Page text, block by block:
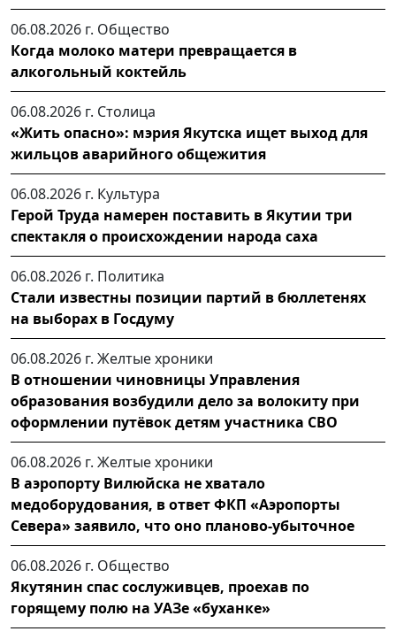
06.08.2026 г. Общество
Когда молоко матери превращается в
алкогольный коктейль
06.08.2026 г. Столица
«Жить опасно»: мэрия Якутска ищет выход для
жильцов аварийного общежития
06.08.2026 г. Культура
Герой Труда намерен поставить в Якутии три
спектакля о происхождении народа саха
06.08.2026 г. Политика
Стали известны позиции партий в бюллетенях
на выборах в Госдуму
06.08.2026 г. Желтые хроники
В отношении чиновницы Управления
образования возбудили дело за волокиту при
оформлении путёвок детям участника СВО
06.08.2026 г. Желтые хроники
В аэропорту Вилюйска не хватало
медоборудования, в ответ ФКП «Аэропорты
Севера» заявило, что оно планово-убыточное
06.08.2026 г. Общество
Якутянин спас сослуживцев, проехав по
горящему полю на УАЗе «буханке»